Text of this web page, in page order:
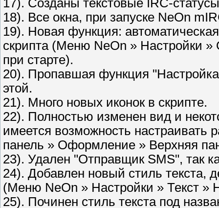
17). Созданы текстовые IRC-
18). Все окна, при запуске NeOn
19). Новая функция:
скрипта (Меню NeOn » Настройки
при старте).
20). Пропавшая функция
этой.
21). Много новых иконок в скрипте.
22). Полностью изменен вид и
имеется возможность настраивать
панель » Оформление » Верхняя
23). Удален "Отправщик SMS", так
24). Добавлен новый стиль текста,
(Меню NeOn » Настройки » Текст »
25). Починен стиль текста под